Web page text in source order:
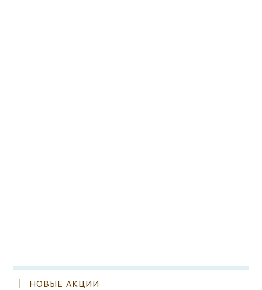
НОВЫЕ АКЦИИ